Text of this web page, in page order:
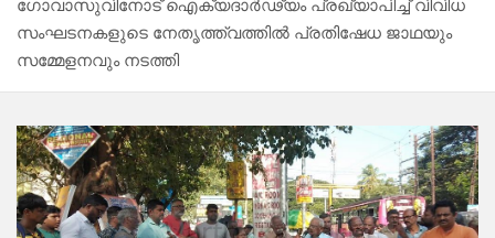
ഗോവാസുവിനോട് ഐക്യദാർഢ്യം പ്രഖ്യാപിച്ച് വിവിധ
സംഘടനകളുടെ നേതൃത്ത്വത്തിൽ പ്രതിഷേധ ജാഥയും
സമ്മേളനവും നടത്തി